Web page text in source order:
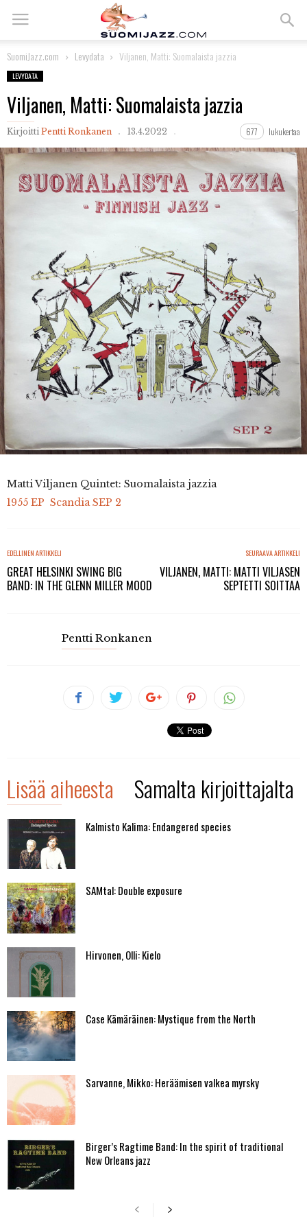
SuomiJazz.com Levydata Viljanen, Matti: Suomalaista jazzia
LEVYDATA
Viljanen, Matti: Suomalaista jazzia
Kirjoitti Pentti Ronkanen 13.4.2022 677 lukukertaa
Matti Viljanen Quintet: Suomalaista jazzia
1955 EP ScandiaSEP 2
EDELLINEN ARTIKKELI
GREAT HELSINKI SWING BIG
BAND: IN THE GLENN MILLER MOOD
SEURAAVA ARTIKKELI
VILJANEN, MATTI: MATTI VILJASEN
SEPTETTI SOITTAA
Pentti Ronkanen
Lisää aiheesta Samalta kirjoittajalta
Kalmisto Kalima: Endangered species
SAMtal: Double exposure
Hirvonen, Olli: Kielo
Case Kämäräinen: Mystique from the North
Sarvanne, Mikko: Heräämisen valkea myrsky
Birger’s Ragtime Band: In the spirit of traditional
New Orleans jazz